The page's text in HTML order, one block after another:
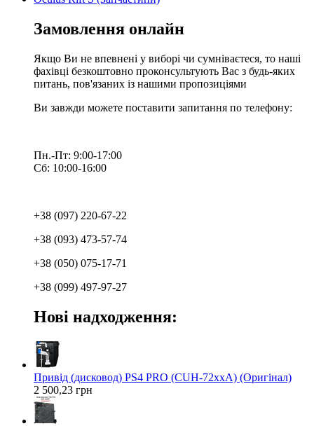
Замовлення онлайн
Якщо Ви не впевнені у виборі чи сумніваєтеся, то наші
фахівці безкоштовно проконсультують Вас з будь-яких
питань, пов'язаних із нашими пропозиціями
Ви завжди можете поставити запитання по телефону:
Пн.-Пт: 9:00-17:00
Сб: 10:00-16:00
+38 (097) 220-67-22
+38 (093) 473-57-74
+38 (050) 075-17-71
+38 (099) 497-97-27
Нові надходження:
Привід (дисковод) PS4 PRO (CUH-72xxA) (Оригінал)
2 500,23 грн